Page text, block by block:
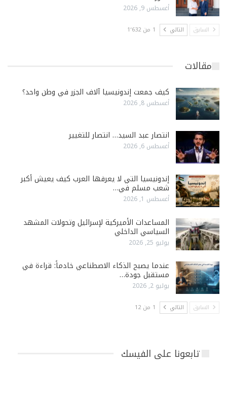
أغسطس 9, 2026
السابق التالي 1 من 1٬632
مقالات
كيف جمعت إندونيسيا آلاف الجزر في وطن واحد؟
أغسطس 8, 2026
انتصار عبد السيد… انتصار للتغيير
أغسطس 6, 2026
إندونيسيا التي لا يعرفها العرب كيف يعيش أكبر
شعب مسلم في…
أغسطس 1, 2026
المساعدات الأميركية لإسرائيل وتحولات المشهد
السياسي الداخلي
يوليو 25, 2026
عندما يصبح الذكاء الاصطناعي خادماً: قراءة في
مستقبل جودة…
يوليو 2, 2026
السابق التالي 1 من 12
تابعونا على الفيسك